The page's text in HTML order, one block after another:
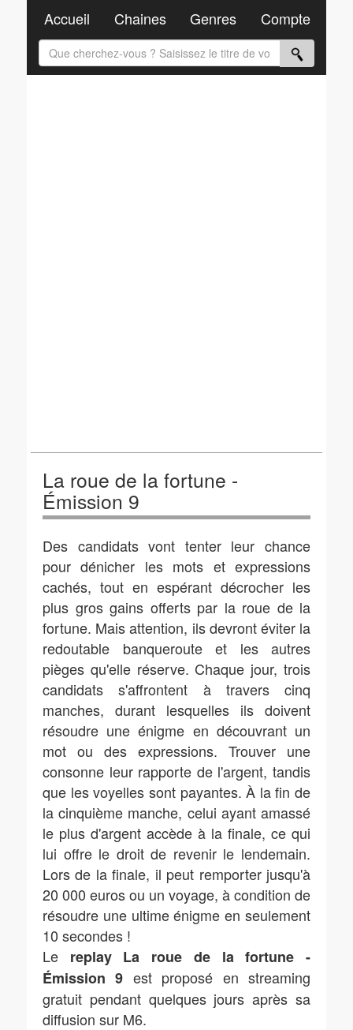
La roue de la fortune -
Émission 9
Des candidats vont tenter leur chance
pour dénicher les mots et expressions
cachés, tout en espérant décrocher les
plus gros gains offerts par la roue de la
fortune. Mais attention, ils devront éviter la
redoutable banqueroute et les autres
pièges qu'elle réserve. Chaque jour, trois
candidats s'affrontent à travers cinq
manches, durant lesquelles ils doivent
résoudre une énigme en découvrant un
mot ou des expressions. Trouver une
consonne leur rapporte de l'argent, tandis
que les voyelles sont payantes. À la fin de
la cinquième manche, celui ayant amassé
le plus d'argent accède à la finale, ce qui
lui offre le droit de revenir le lendemain.
Lors de la finale, il peut remporter jusqu'à
20 000 euros ou un voyage, à condition de
résoudre une ultime énigme en seulement
10 secondes !
Le replay La roue de la fortune -
Émission 9 est proposé en streaming
gratuit pendant quelques jours après sa
diffusion sur M6.
Accueil Chaines Genres Compte